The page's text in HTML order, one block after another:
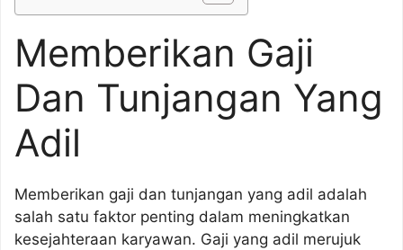
Memberikan Gaji
Dan Tunjangan Yang
Adil
Memberikan gaji dan tunjangan yang adil adalah
salah satu faktor penting dalam meningkatkan
kesejahteraan karyawan. Gaji yang adil merujuk